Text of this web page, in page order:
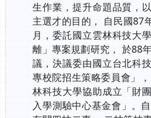
生作業，提升命題品質，
主選才的目的， 自民國87
月，委託國立雲林科技大
離」專案規劃研究， 於88
議，決議委由國立台北科
專校院招生策略委員會」
林科技大學協助成立「財
入學測驗中心基金會」。